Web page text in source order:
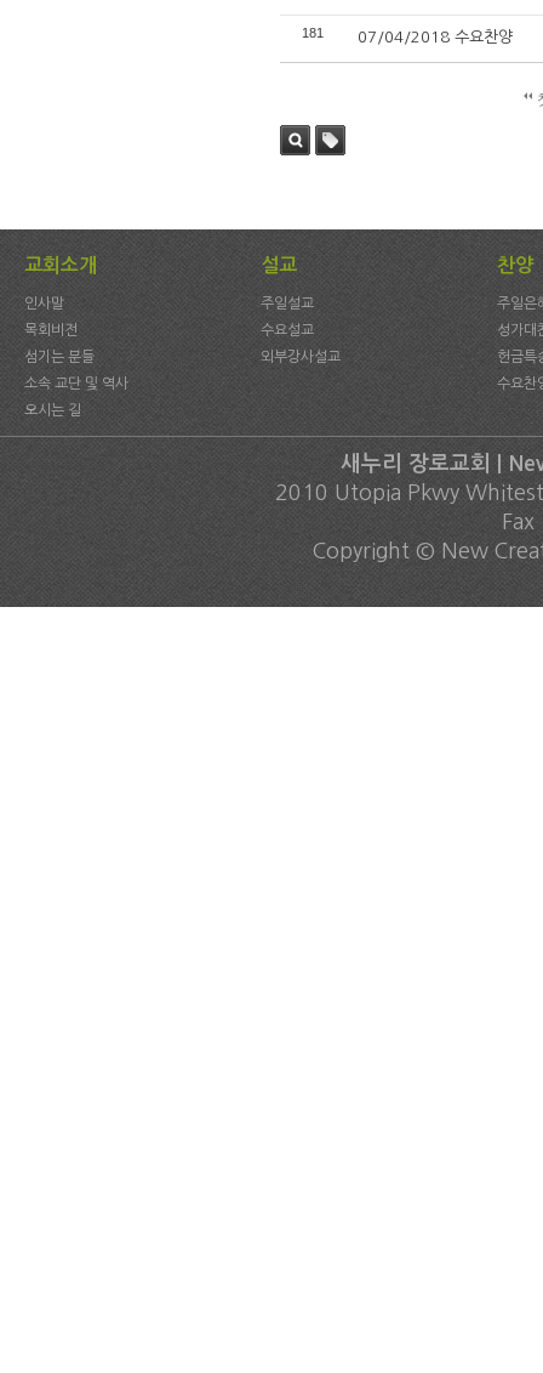
181 07/04/2018 수요찬양
교회소개
인사말
목회비전
섬기는 분들
소속 교단 및 역사
오시는 길
설교
주일설교
수요설교
외부강사설교
찬양
주일은
성가대
헌금특
수요찬
새누리 장로교회 |
2010 Utopia Pkwy
Copyright © New